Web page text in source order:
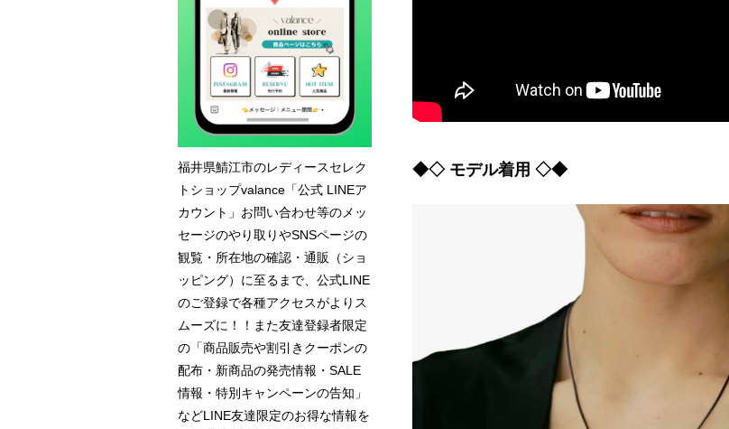
◆◇ モデル着用 ◇◆
福井県鯖江市のレディースセレク
トショップvalance「公式 LINEア
カウント」お問い合わせ等のメッ
セージのやり取りやSNSページの
観覧・所在地の確認・通販（ショ
ッピング）に至るまで、公式LINE
のご登録で各種アクセスがよりス
ムーズに！！また友達登録者限定
の「商品販売や割引きクーポンの
配布・新商品の発売情報・SALE
情報・特別キャンペーンの告知」
などLINE友達限定のお得な情報を